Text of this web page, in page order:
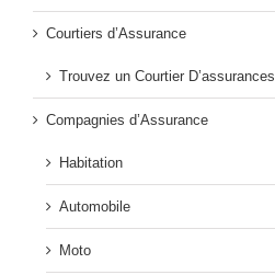
Courtiers d’Assurance
Trouvez un Courtier D’assurances
Compagnies d’Assurance
Habitation
Automobile
Moto